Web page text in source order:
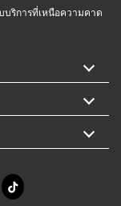
บริการที่เหนือความคาด